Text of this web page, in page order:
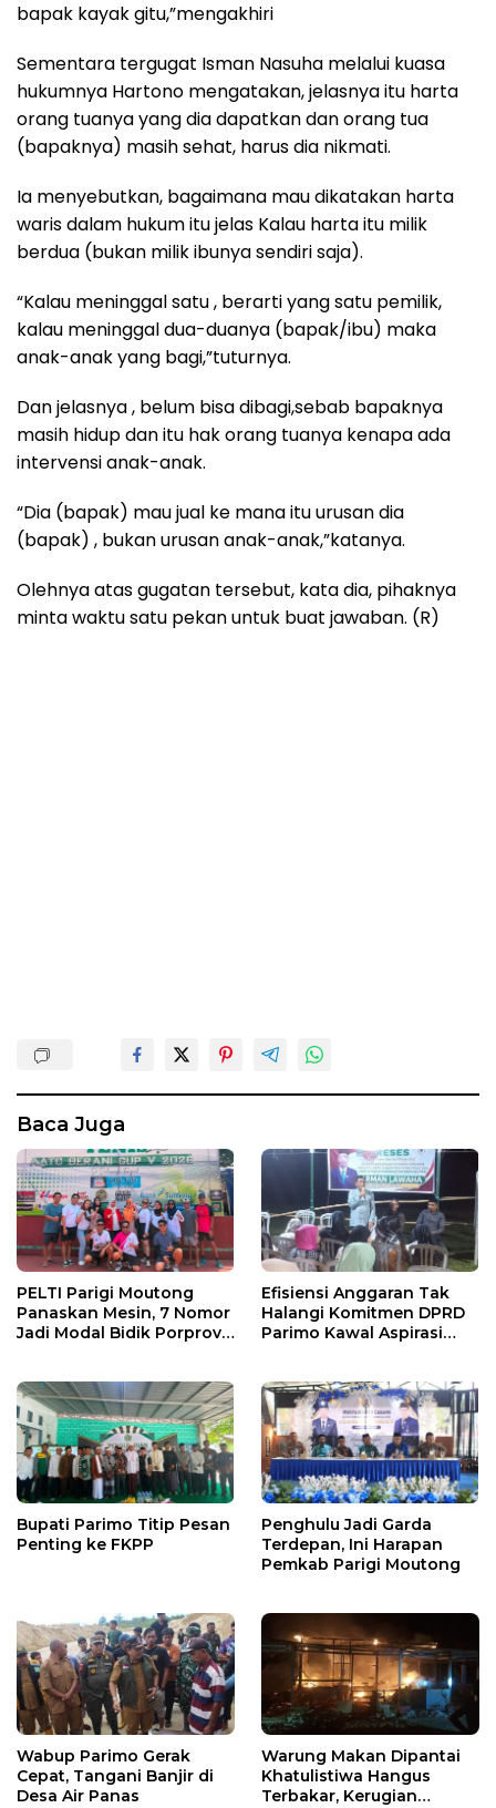
bapak kayak gitu,”mengakhiri
Sementara tergugat Isman Nasuha melalui kuasa
hukumnya Hartono mengatakan, jelasnya itu harta
orang tuanya yang dia dapatkan dan orang tua
(bapaknya) masih sehat, harus dia nikmati.
Ia menyebutkan, bagaimana mau dikatakan harta
waris dalam hukum itu jelas Kalau harta itu milik
berdua (bukan milik ibunya sendiri saja).
“Kalau meninggal satu , berarti yang satu pemilik,
kalau meninggal dua-duanya (bapak/ibu) maka
anak-anak yang bagi,”tuturnya.
Dan jelasnya , belum bisa dibagi,sebab bapaknya
masih hidup dan itu hak orang tuanya kenapa ada
intervensi anak-anak.
“Dia (bapak) mau jual ke mana itu urusan dia
(bapak) , bukan urusan anak-anak,”katanya.
Olehnya atas gugatan tersebut, kata dia, pihaknya
minta waktu satu pekan untuk buat jawaban. (R)
Baca Juga
PELTI Parigi Moutong
Panaskan Mesin, 7 Nomor
Jadi Modal Bidik Porprov
Efisiensi Anggaran Tak
Halangi Komitmen DPRD
Parimo Kawal Aspirasi
Bupati Parimo Titip Pesan
Penting ke FKPP
Penghulu Jadi Garda
Terdepan, Ini Harapan
Pemkab Parigi Moutong
Wabup Parimo Gerak
Cepat, Tangani Banjir di
Desa Air Panas
Warung Makan Dipantai
Khatulistiwa Hangus
Terbakar, Kerugian